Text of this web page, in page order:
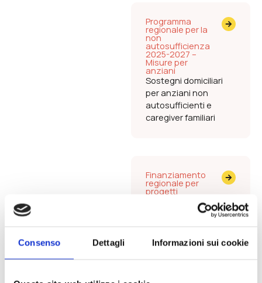
Consenso Dettagli Informazioni sui cookie
Programma
regionale per la
non
autosufficienza
2025-2027 –
Misure per
anziani
Sostegni domiciliari
per anziani non
autosufficienti e
caregiver familiari
Finanziamento
regionale per
progetti
promossi dagli
realizzazione di